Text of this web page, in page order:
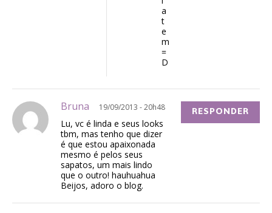
a
t
e
m
=
D
Bruna 19/09/2013 - 20h48
Lu, vc é linda e seus looks
tbm, mas tenho que dizer
é que estou apaixonada
mesmo é pelos seus
sapatos, um mais lindo
que o outro! hauhuahua
Beijos, adoro o blog.
RESPONDER